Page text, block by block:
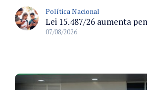
Política Nacional
07/08/2026